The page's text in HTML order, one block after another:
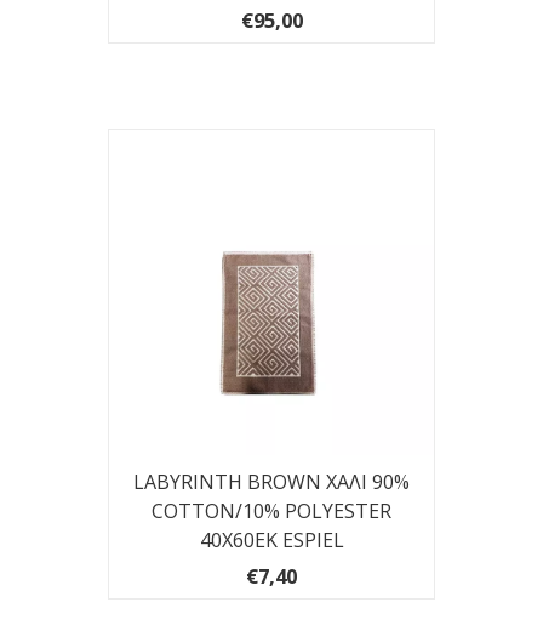
€95,00
LABYRINTH BROWN ΧΑΛΙ 90%
COTTON/10% POLYESTER
40Χ60ΕΚ ESPIEL
€7,40